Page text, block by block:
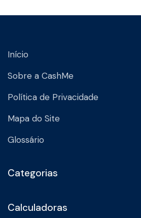
Início
Sobre a CashMe
Política de Privacidade
Mapa do Site
Glossário
Categorias
Calculadoras